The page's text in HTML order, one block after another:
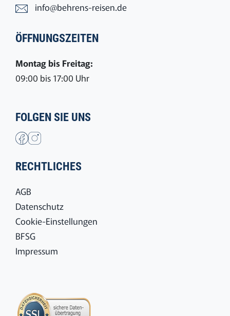
info@behrens-reisen.de
ÖFFNUNGSZEITEN
Montag bis Freitag:
09:00 bis 17:00 Uhr
FOLGEN SIE UNS
RECHTLICHES
AGB
Datenschutz
Cookie-Einstellungen
BFSG
Impressum